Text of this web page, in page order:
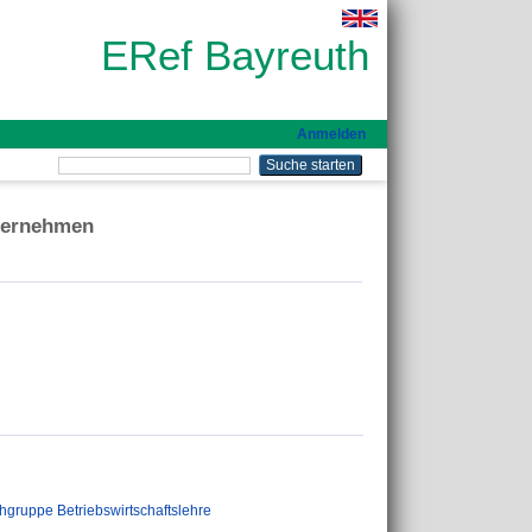
ERef Bayreuth
Anmelden
Betriebswirtschaftslehre